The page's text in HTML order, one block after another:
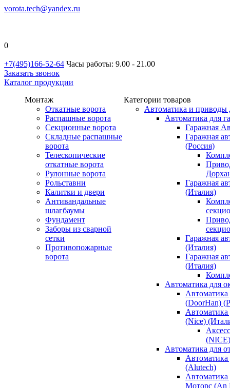
vorota.tech@yandex.ru
0
+7(495)166-52-64 Часы работы: 9.00 - 21.00
Заказать звонок
Каталог продукции
Монтаж
Откатные ворота
Распашные ворота
Секционные ворота
Складные распашные
ворота
Телескопические
откатные ворота
Рулонные ворота
Рольставни
Калитки и двери
Антивандальные
шлагбаумы
Фундамент
Заборы из сварной
сетки
Противопожарные
ворота
Категории товаров
Автоматика и приводы
Автоматика для
Гаражная
Гаражная
(Россия)
Гаражная
(Италия)
Гаражная
(Италия)
Гаражная
(Италия)
Автоматика для
Автоматика
(DoorHan)
Автоматика
(Nice)
(NICE)
Автоматика для
(Alutech)
Моторс (An